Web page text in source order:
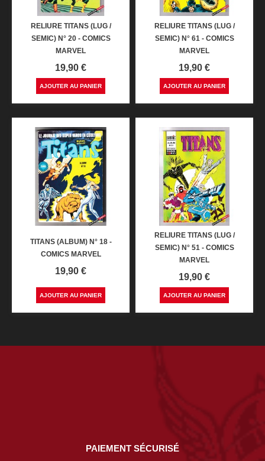
RELIURE TITANS (LUG /
SEMIC) N° 20 - COMICS
MARVEL
Prix
19,90 €
AJOUTER AU PANIER
RELIURE TITANS (LUG /
SEMIC) N° 61 - COMICS
MARVEL
Prix
19,90 €
AJOUTER AU PANIER
TITANS (ALBUM) N° 18 -
COMICS MARVEL
Prix
19,90 €
AJOUTER AU PANIER
RELIURE TITANS (LUG /
SEMIC) N° 51 - COMICS
MARVEL
Prix
19,90 €
AJOUTER AU PANIER
PAIEMENT SÉCURISÉ